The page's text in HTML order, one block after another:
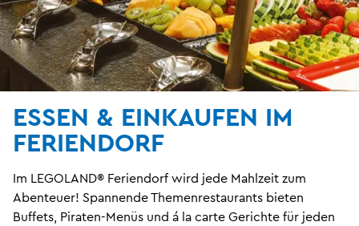
ESSEN & EINKAUFEN IM
FERIENDORF
Im LEGOLAND® Feriendorf wird jede Mahlzeit zum
Abenteuer! Spannende Themenrestaurants bieten
Buffets, Piraten-Menüs und á la carte Gerichte für jeden